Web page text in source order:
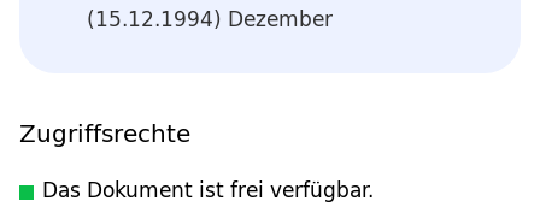
(15.12.1994) Dezember
Zugriffsrechte
Das Dokument ist frei verfügbar.